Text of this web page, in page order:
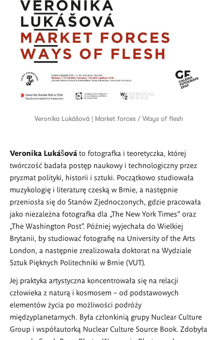
Veronika Lukášová | Market forces / Ways of flesh
Veronika Lukášová to fotografka i teoretyczka, której
twórczość badała postęp naukowy i technologiczny przez
pryzmat polityki, historii i sztuki. Początkowo studiowała
muzykologię i literaturę czeską w Brnie, a następnie
przeniosła się do Stanów Zjednoczonych, gdzie pracowała
jako niezależna fotografka dla „The New York Times” oraz
„The Washington Post”. Później wyjechała do Wielkiej
Brytanii, by studiować fotografię na University of the Arts
London, a następnie zrealizowała doktorat na Wydziale
Sztuk Pięknych Politechniki w Brnie (VUT).
Jej praktyka artystyczna koncentrowała się na relacji
człowieka z naturą i kosmosem – od podstawowych
elementów życia po możliwości podróży
międzyplanetarnych. Była członkinią grupy Nuclear Culture
Group i współautorką Nuclear Culture Source Book. Zdobyła